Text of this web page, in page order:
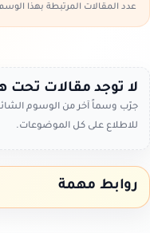
عدد المقالات المرتبطة بهذا
لا توجد مقالات تحت
جرّب وسماً آخر من الوسوم
للاطلاع على كل الموضوعات.
روابط مهمة